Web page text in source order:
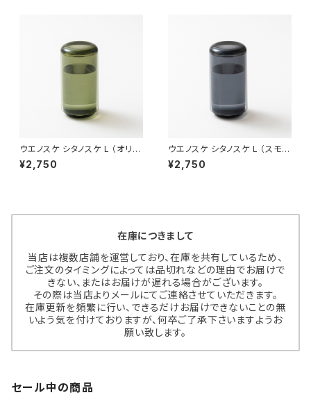
ウエノスケ シタノスケ L （オリー
ブ）
¥2,750
ウエノスケ シタノスケ L （スモー
ク）
¥2,750
在庫につきまして
当店は複数店舗を運営しており、在庫を共有しているため、
ご注文のタイミングによっては品切れなどの理由でお届けで
きない、またはお届けが遅れる場合がございます。
その際は当店よりメールにてご連絡させていただきます。
在庫更新を頻繁に行い、できるだけお届けできないことの無
いよう気を付けておりますが、何卒ご了承下さいますようお
願い致します。
セール中の商品